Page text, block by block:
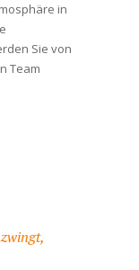
in
Sie von
Team